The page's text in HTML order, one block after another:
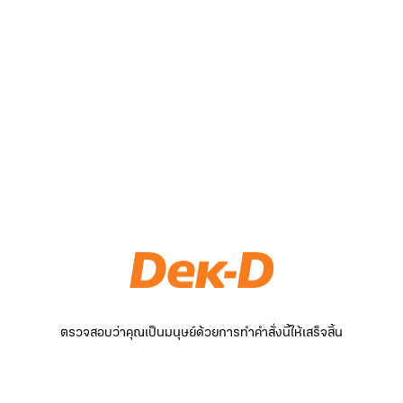
ตรวจสอบว่าคุณเป็นมนุษย์ด้วยการทำคำสั่งนี้ให้เสร็จสิ้น